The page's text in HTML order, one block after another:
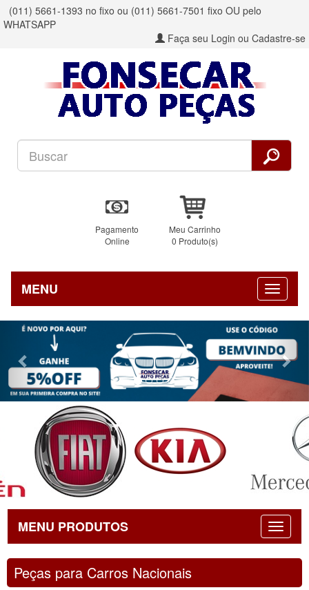
(011) 5661-1393 no fixo ou (011) 5661-7501 fixo OU pelo
WHATSAPP
Faça seu Login ou Cadastre-se
Pagamento
Online
Meu Carrinho
0 Produto(s)
MENU
Previous
MENU PRODUTOS
Peças para Carros Nacionais